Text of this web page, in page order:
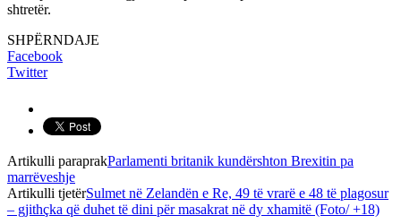
shtretër.
SHPËRNDAJE
Facebook
Twitter
Artikulli paraprakParlamenti britanik kundërshton Brexitin pa
marrëveshje
Artikulli tjetërSulmet në Zelandën e Re, 49 të vrarë e 48 të plagosur
– gjithçka që duhet të dini për masakrat në dy xhamitë (Foto/ +18)